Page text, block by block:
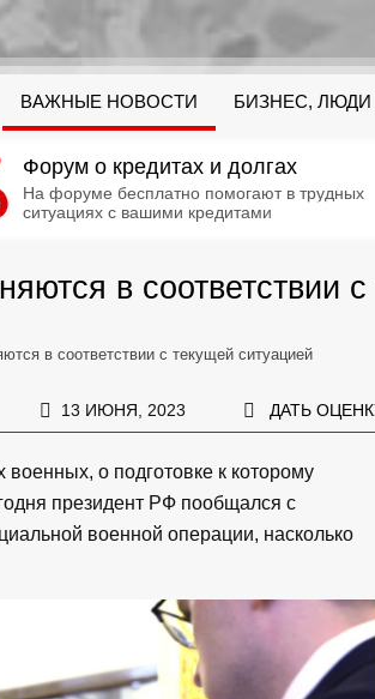
ВАЖНЫЕ НОВОСТИ БИЗНЕС,
Форум о кредитах и долгах
На форуме бесплатно помогают в трудных
ситуациях с вашими кредитами
в соответствии
в соответствии с текущей ситуацией
13 ИЮНЯ, 2023 ДАТЬ
о подготовке к которому
президент РФ пообщался с
военной операции, насколько